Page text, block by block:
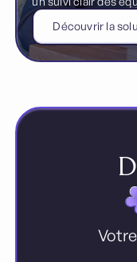
Découvrir la